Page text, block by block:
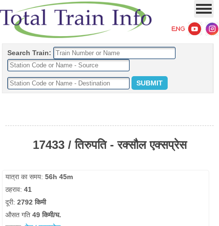
Search Train:
17433 / तिरुपति - रक्सौल एक्सप्रेस
यात्रा का समय:56h 45m
ठहराव:41
दूरी:2792 किमी
औसत गति49 किमी/घ.